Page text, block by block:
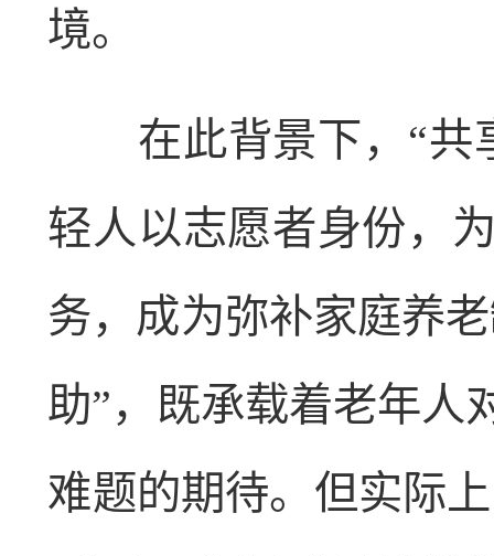
境。
在此背景下，“共
轻人以志愿者身份，
务，成为弥补家庭养
助”，既承载着老年人
难题的期待。但实际